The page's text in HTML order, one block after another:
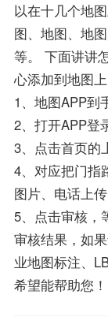
以在十几个地
图、地图、地
等。 下面讲讲
心添加到地图
1、地图APP到
2、打开APP登
3、点击首页的
4、对应把门指
图片、电话上传
5、点击审核，
审核结果，如
业地图标注、
希望能帮助您！